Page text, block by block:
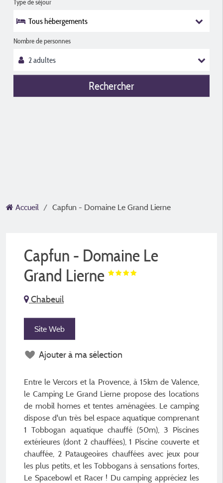
Type de séjour
Tous hébergements
Nombre de personnes
Rechercher
Accueil Capfun - Domaine Le Grand Lierne
Capfun - Domaine Le
Grand Lierne
Chabeuil
Site Web
Ajouter à ma sélection
Entre le Vercors et la Provence, à 15km de Valence,
le Camping Le Grand Lierne propose des locations
de mobil homes et tentes aménagées. Le camping
dispose d'un très bel espace aquatique comprenant
1 Tobbogan aquatique chauffé (50m), 3 Piscines
extérieures (dont 2 chauffées), 1 Piscine couverte et
chauffée, 2 Pataugeoires chauffées avec jeux pour
les plus petits, et les Tobbogans à sensations fortes,
Le Spacebowl et Racer ! Du camping appréciez les